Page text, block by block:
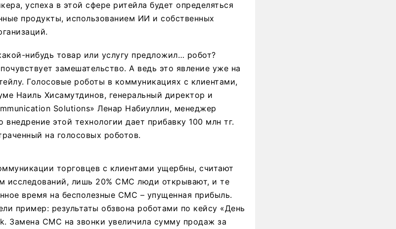
успеха в этой сфере ритейла будет определяться
продукты, использованием ИИ и собственных
нибудь товар или услугу предложил… робот?
замешательство. А ведь это явление уже на
Голосовые роботы в коммуникациях с клиентами,
Наиль Хисамутдинов, генеральный директор и
Solutions» Ленар Набиуллин, менеджер
этой технологии дает прибавку 100 млн тг.
на голосовых роботов.
торговцев с клиентами ущербны, считают
исследований, лишь 20% СМС люди открывают, и те
время на бесполезные СМС – упущенная прибыль.
пример: результаты обзвона роботами по кейсу «День
Замена СМС на звонки увеличила сумму продаж за